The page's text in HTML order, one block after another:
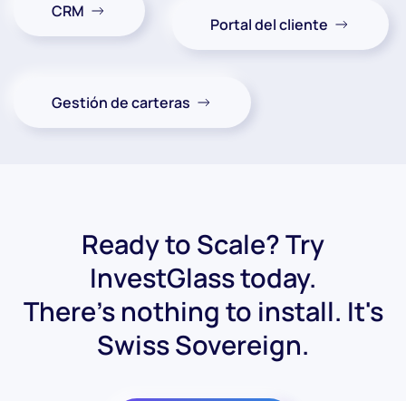
CRM
Portal del cliente
Gestión de carteras
Ready to Scale? Try
InvestGlass today.
There's nothing to install. It's
Swiss Sovereign.